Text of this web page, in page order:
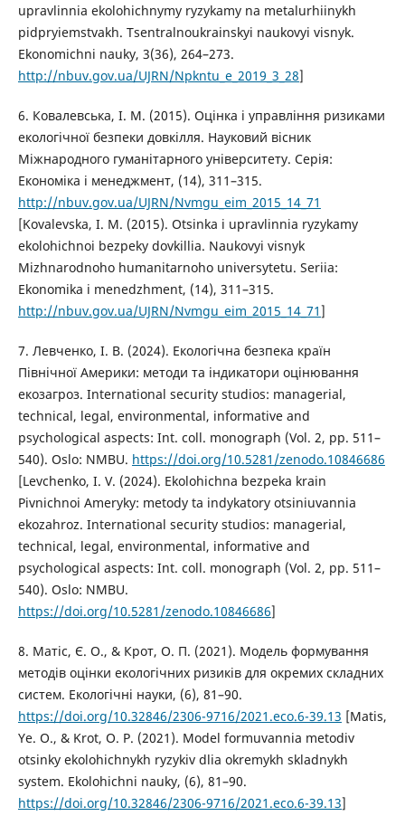
upravlinnia ekolohichnymy ryzykamy na metalurhiinykh
pidpryiemstvakh. Tsentralnoukrainskyi naukovyi visnyk.
Ekonomichni nauky, 3(36), 264–273.
http://nbuv.gov.ua/UJRN/Npkntu_e_2019_3_28]
6. Ковалевська, І. М. (2015). Оцінка і управління ризиками
екологічної безпеки довкілля. Науковий вісник
Міжнародного гуманітарного університету. Серія:
Економіка і менеджмент, (14), 311–315.
http://nbuv.gov.ua/UJRN/Nvmgu_eim_2015_14_71
[Kovalevska, I. M. (2015). Otsinka i upravlinnia ryzykamy
ekolohichnoi bezpeky dovkillia. Naukovyi visnyk
Mizhnarodnoho humanitarnoho universytetu. Seriia:
Ekonomika i menedzhment, (14), 311–315.
http://nbuv.gov.ua/UJRN/Nvmgu_eim_2015_14_71]
7. Левченко, І. В. (2024). Екологічна безпека країн
Північної Америки: методи та індикатори оцінювання
екозагроз. International security studios: managerial,
technical, legal, environmental, informative and
psychological aspects: Int. coll. monograph (Vol. 2, pp. 511–
540). Oslo: NMBU. https://doi.org/10.5281/zenodo.10846686
[Levchenko, I. V. (2024). Ekolohichna bezpeka krain
Pivnichnoi Ameryky: metody ta indykatory otsiniuvannia
ekozahroz. International security studios: managerial,
technical, legal, environmental, informative and
psychological aspects: Int. coll. monograph (Vol. 2, pp. 511–
540). Oslo: NMBU.
https://doi.org/10.5281/zenodo.10846686]
8. Матіс, Є. О., & Крот, О. П. (2021). Модель формування
методів оцінки екологічних ризиків для окремих складних
систем. Екологічні науки, (6), 81–90.
https://doi.org/10.32846/2306-9716/2021.eco.6-39.13 [Matis,
Ye. O., & Krot, O. P. (2021). Model formuvannia metodiv
otsinky ekolohichnykh ryzykiv dlia okremykh skladnykh
system. Ekolohichni nauky, (6), 81–90.
https://doi.org/10.32846/2306-9716/2021.eco.6-39.13]